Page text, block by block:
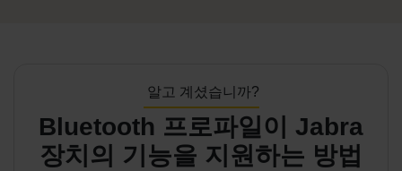
알고 계셨습니까?
Bluetooth 프로파일이 Jabra
장치의 기능을 지원하는 방법